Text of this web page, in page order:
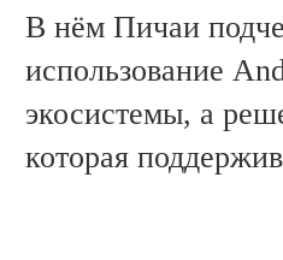
В нём Пичаи
использование
экосистемы, а
которая